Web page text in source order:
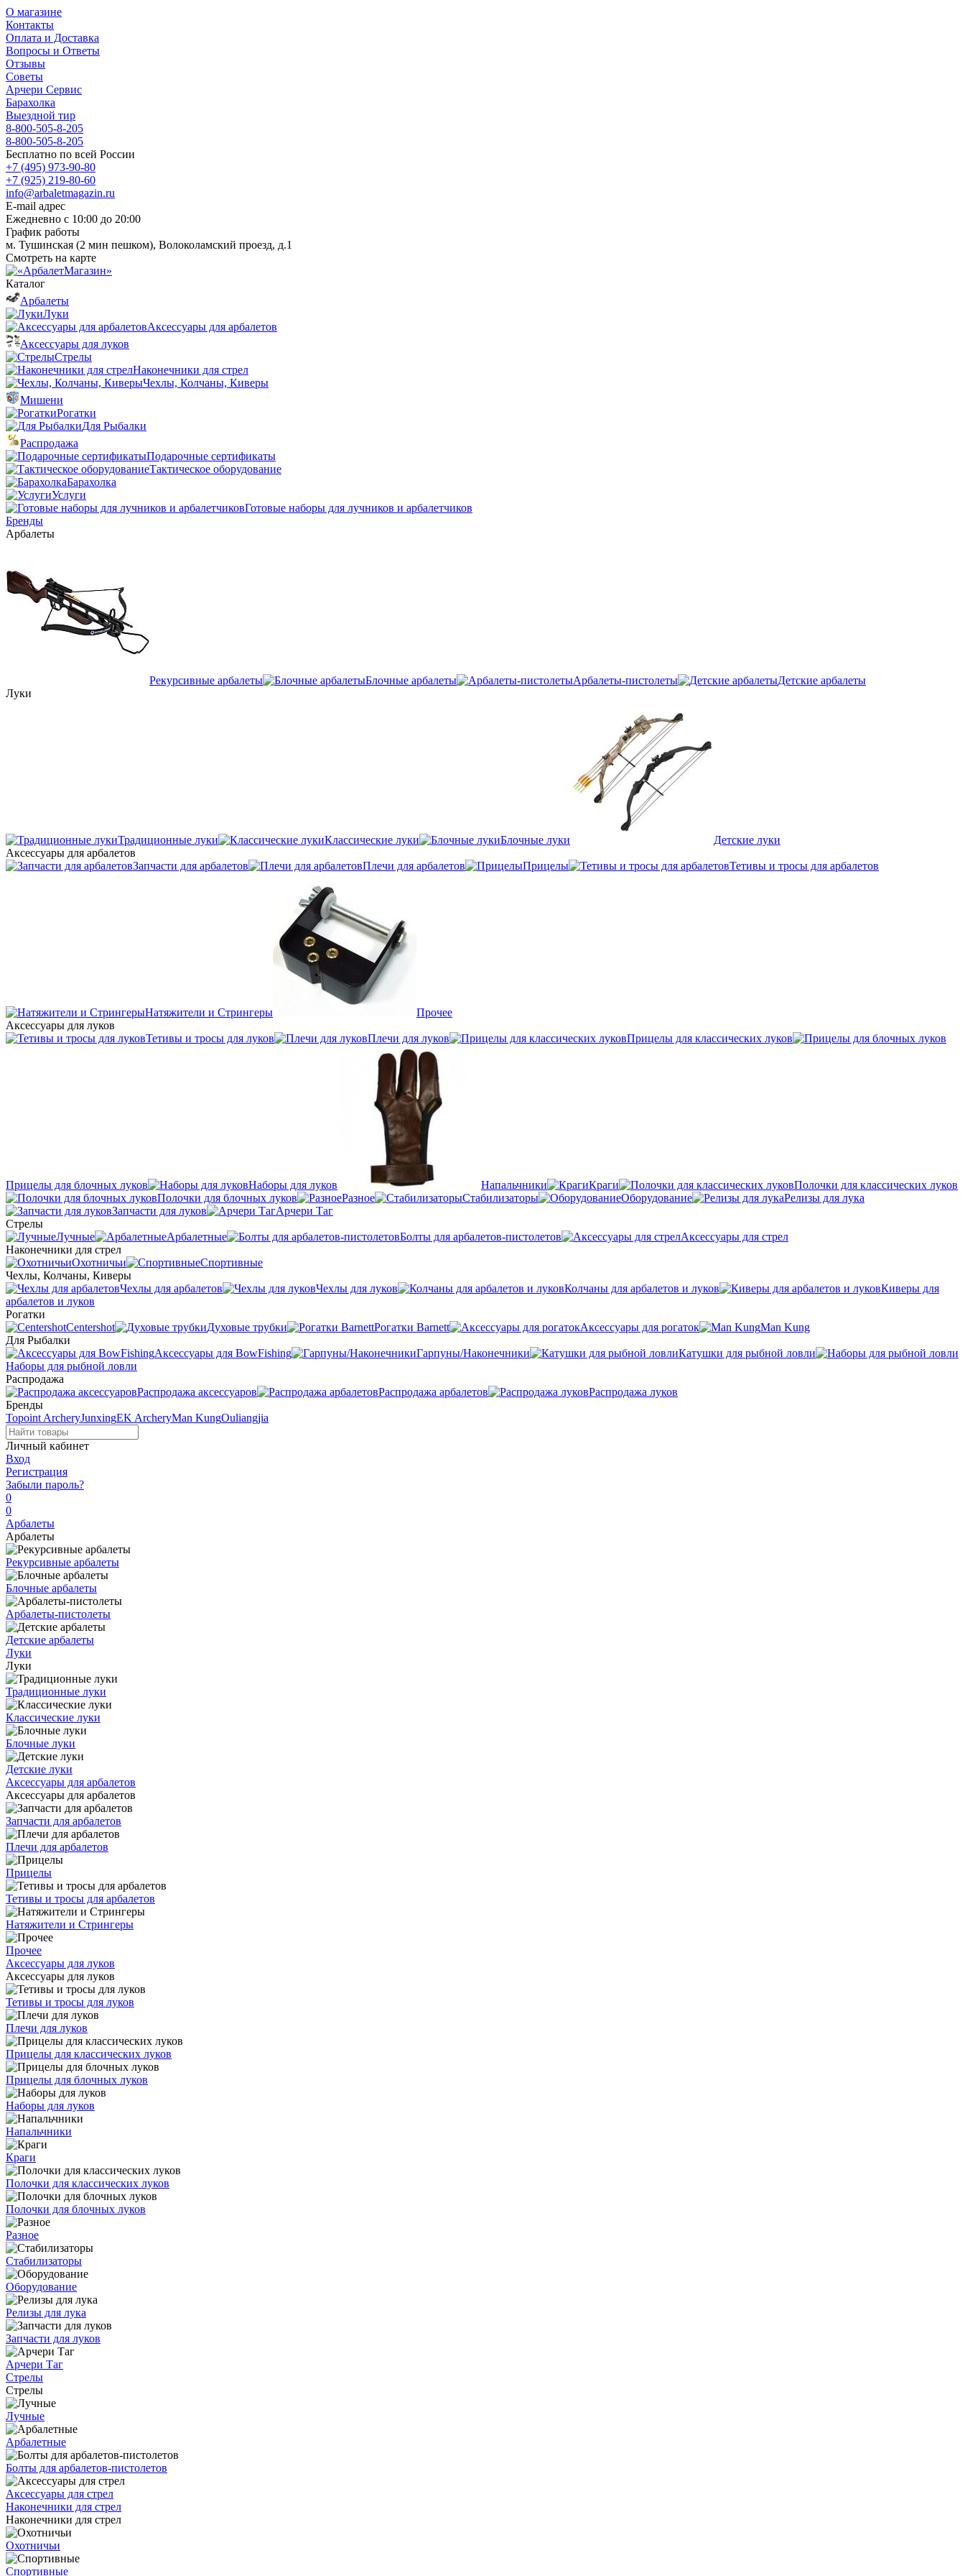
О магазине
Контакты
Оплата и Доставка
Вопросы и Ответы
Отзывы
Советы
Арчери Сервис
Барахолка
Выездной тир
8-800-505-8-205
8-800-505-8-205
Бесплатно по всей России
+7 (495) 973-90-80
+7 (925) 219-80-60
info@arbaletmagazin.ru
E-mail адрес
Ежедневно с 10:00 до 20:00
График работы
м. Тушинская (2 мин пешком), Волоколамский проезд, д.1
Смотреть на карте
Каталог
Арбалеты
Луки
Аксессуары для арбалетов
Аксессуары для луков
Стрелы
Наконечники для стрел
Чехлы, Колчаны, Киверы
Мишени
Рогатки
Для Рыбалки
Распродажа
Подарочные сертификаты
Тактическое оборудование
Барахолка
Услуги
Готовые наборы для лучников и арбалетчиков
Бренды
Арбалеты
Рекурсивные арбалеты Блочные арбалеты Арбалеты-пистолеты
Детские арбалеты
Луки
Традиционные луки Классические луки Блочные луки
Детские луки
Аксессуары для арбалетов
Запчасти для арбалетов
Плечи для арбалетов Прицелы Тетивы и тросы для арбалетов
Натяжители и Стрингеры
Прочее
Аксессуары для луков
Тетивы и тросы для луков
Плечи для луков Прицелы для классических луков
Прицелы для блочных луков Наборы для луков Напальчники Краги
Полочки для классических луков
Полочки для блочных луков
Разное Стабилизаторы Оборудование
Релизы для лука
Запчасти для луков
Арчери Таг
Стрелы
Лучные
Арбалетные Болты для арбалетов-пистолетов
Аксессуары для стрел
Наконечники для стрел
Охотничьи
Спортивные
Чехлы, Колчаны, Киверы
Чехлы для арбалетов
Чехлы для луков Колчаны для арбалетов и луков
Киверы для
арбалетов и луков
Рогатки
Centershot
Духовые трубки Рогатки Barnett Аксессуары для рогаток
Man Kung
Для Рыбалки
Аксессуары для BowFishing
Гарпуны/Наконечники
Катушки для рыбной ловли
Наборы для рыбной ловли
Распродажа
Распродажа аксессуаров
Распродажа арбалетов
Распродажа луков
Бренды
Topoint ArcheryJunxingEK ArcheryMan KungOuliangjia
Личный кабинет
Вход
Регистрация
Забыли пароль?
0
0
Арбалеты
Арбалеты
Рекурсивные арбалеты
Блочные арбалеты
Арбалеты-пистолеты
Детские арбалеты
Луки
Луки
Традиционные луки
Классические луки
Блочные луки
Детские луки
Аксессуары для арбалетов
Аксессуары для арбалетов
Запчасти для арбалетов
Плечи для арбалетов
Прицелы
Тетивы и тросы для арбалетов
Натяжители и Стрингеры
Прочее
Аксессуары для луков
Аксессуары для луков
Тетивы и тросы для луков
Плечи для луков
Прицелы для классических луков
Прицелы для блочных луков
Наборы для луков
Напальчники
Краги
Полочки для классических луков
Полочки для блочных луков
Разное
Стабилизаторы
Оборудование
Релизы для лука
Запчасти для луков
Арчери Таг
Стрелы
Стрелы
Лучные
Арбалетные
Болты для арбалетов-пистолетов
Аксессуары для стрел
Наконечники для стрел
Наконечники для стрел
Охотничьи
Спортивные